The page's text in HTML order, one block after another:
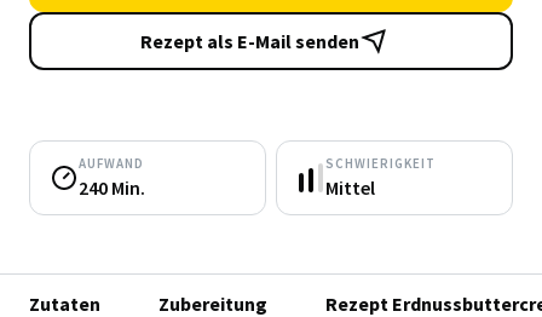
Rezept als E-Mail senden
AUFWAND
240 Min.
SCHWIERIGKEIT
Mittel
Zutaten Zubereitung Rezept